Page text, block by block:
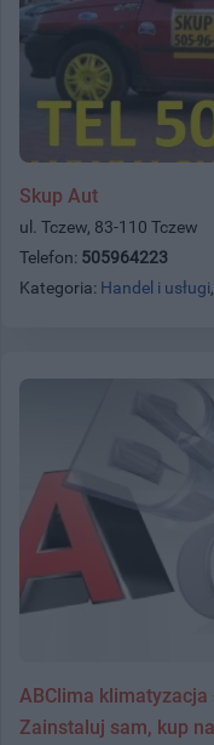
Skup Aut
ul. Tczew, 83-110 Tczew
Telefon: 505964223
Kategoria: Handel i usługi
ABClima
Zainstaluj sam, kup